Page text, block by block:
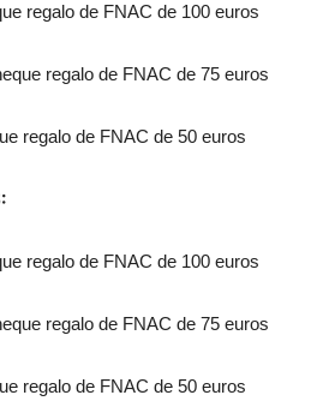
regalo de FNAC de 100 euros
regalo de FNAC de 75 euros
regalo de FNAC de 50 euros
regalo de FNAC de 100 euros
regalo de FNAC de 75 euros
regalo de FNAC de 50 euros